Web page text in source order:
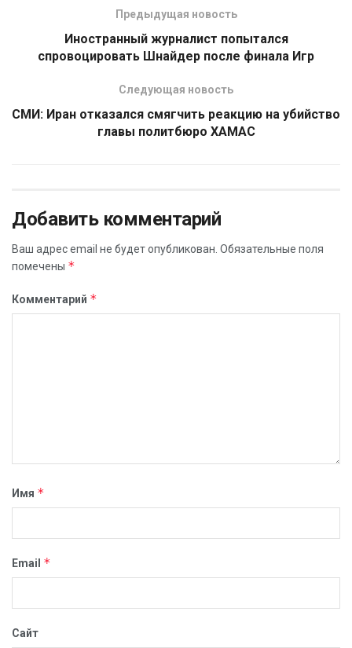
Предыдущая новость
Иностранный журналист попытался
спровоцировать Шнайдер после финала Игр
Следующая новость
СМИ: Иран отказался смягчить реакцию на убийство
главы политбюро ХАМАС
Добавить комментарий
Ваш адрес email не будет опубликован. Обязательные поля
помечены *
Комментарий *
Имя *
Email *
Сайт